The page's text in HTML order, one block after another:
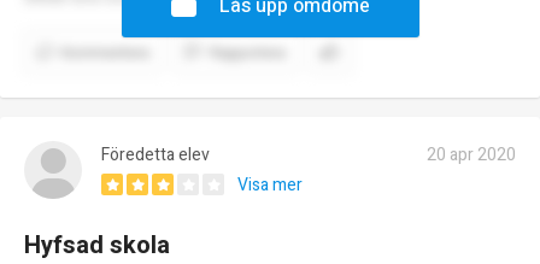
Lås upp omdöme
Föredetta elev
20 apr 2020
Visa mer
Hyfsad skola